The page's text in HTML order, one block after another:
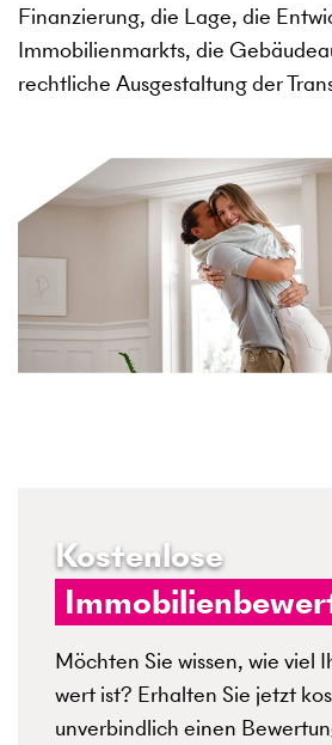
Finanzierung, die Lage, die
Immobilienmarkts, die
rechtliche Ausgestaltung der
Kostenlose
Möchten Sie wissen, wie viel
wert ist? Erhalten Sie jetzt
unverbindlich einen